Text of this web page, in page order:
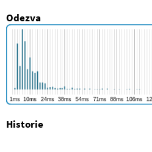
Odezva
Historie